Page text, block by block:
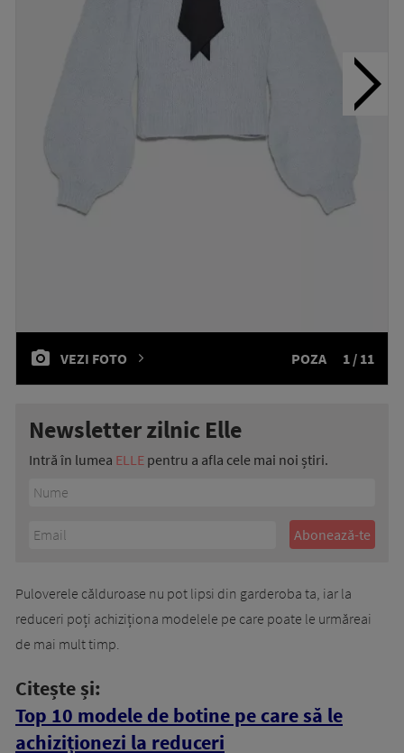
VEZI FOTO POZA 1 / 11
Newsletter zilnic Elle
Intră în lumea ELLE pentru a afla cele mai noi știri.
Puloverele călduroase nu pot lipsi din garderoba ta, iar la
reduceri poți achiziționa modelele pe care poate le urmăreai
de mai mult timp.
Citește și:
Top 10 modele de botine pe care să le
achiziționezi la reduceri